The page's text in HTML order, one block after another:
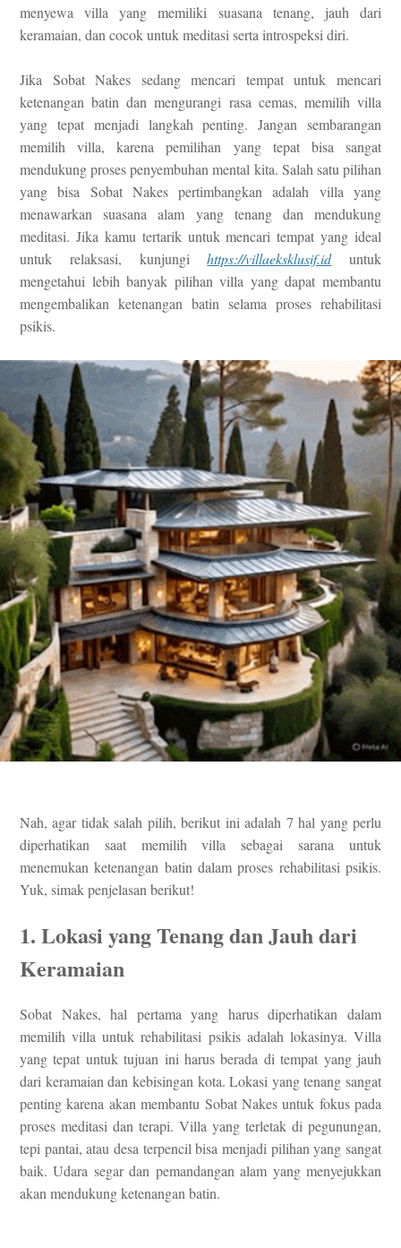
menyewa villa yang memiliki suasana tenang, jauh dari
keramaian, dan cocok untuk meditasi serta introspeksi diri.
Jika Sobat Nakes sedang mencari tempat untuk mencari
ketenangan batin dan mengurangi rasa cemas, memilih villa
yang tepat menjadi langkah penting. Jangan sembarangan
memilih villa, karena pemilihan yang tepat bisa sangat
mendukung proses penyembuhan mental kita. Salah satu pilihan
yang bisa Sobat Nakes pertimbangkan adalah villa yang
menawarkan suasana alam yang tenang dan mendukung
meditasi. Jika kamu tertarik untuk mencari tempat yang ideal
untuk relaksasi, kunjungihttps://villaeksklusif.iduntuk
mengetahui lebih banyak pilihan villa yang dapat membantu
mengembalikan ketenangan batin selama proses rehabilitasi
psikis.
Nah, agar tidak salah pilih, berikut ini adalah 7 hal yang perlu
diperhatikan saat memilih villa sebagai sarana untuk
menemukan ketenangan batin dalam proses rehabilitasi psikis.
Yuk, simak penjelasan berikut!
1. Lokasi yang Tenang dan Jauh dari
Keramaian
Sobat Nakes, hal pertama yang harus diperhatikan dalam
memilih villa untuk rehabilitasi psikis adalah lokasinya. Villa
yang tepat untuk tujuan ini harus berada di tempat yang jauh
dari keramaian dan kebisingan kota. Lokasi yang tenang sangat
penting karena akan membantu Sobat Nakes untuk fokus pada
proses meditasi dan terapi. Villa yang terletak di pegunungan,
tepi pantai, atau desa terpencil bisa menjadi pilihan yang sangat
baik. Udara segar dan pemandangan alam yang menyejukkan
akan mendukung ketenangan batin.